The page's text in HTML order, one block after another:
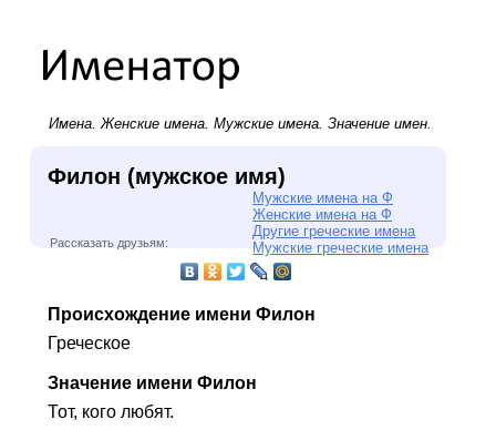
Имена.Женские имена. Мужские имена. Значение имен.
Филон (мужское имя)
Мужские имена на Ф
Женские имена на Ф
Другие греческие имена
Мужские греческие имена
Рассказать друзьям:
Происхождение имени Филон
Греческое
Значение имени Филон
Тот, кого любят.